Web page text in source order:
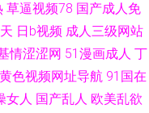
久久在线 四虎艹艹 91麻豆精
品视频 91社区入口 成人电影
草逼视频78 国产成人免
日b视频 成人三级网站
情涩涩网 51漫画成人 丁
黄色视频网址导航 91国在
女人 国产乱人 欧美乱欲